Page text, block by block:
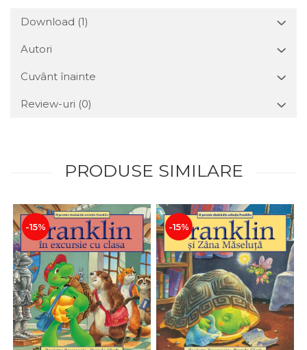
Download (1)
Autori
Cuvânt înainte
Review-uri (0)
PRODUSE SIMILARE
-15% -15%